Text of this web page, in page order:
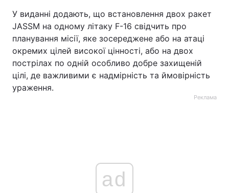
У виданні додають, що встановлення двох ракет
JASSM на одному літаку F-16 свідчить про
планування місії, яке зосереджене або на атаці
окремих цілей високої цінності, або на двох
пострілах по одній особливо добре захищеній
цілі, де важливими є надмірність та ймовірність
ураження.
Реклама
ad